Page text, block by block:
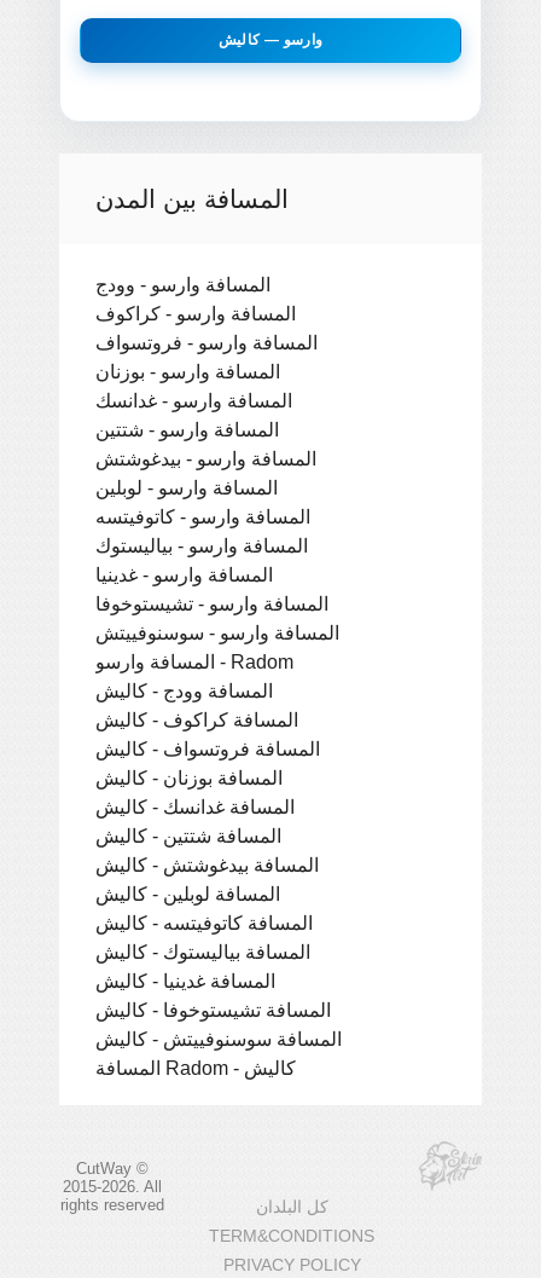
وارسو — كاليش
المسافة بين المدن
المسافة وارسو - وودج
المسافة وارسو - كراكوف
المسافة وارسو - فروتسواف
المسافة وارسو - بوزنان
المسافة وارسو - غدانسك
المسافة وارسو - شتتين
المسافة وارسو - بيدغوشتش
المسافة وارسو - لوبلين
المسافة وارسو - كاتوفيتسه
المسافة وارسو - بياليستوك
المسافة وارسو - غدينيا
المسافة وارسو - تشيستوخوفا
المسافة وارسو - سوسنوفييتش
المسافة وارسو - Radom
المسافة وودج - كاليش
المسافة كراكوف - كاليش
المسافة فروتسواف - كاليش
المسافة بوزنان - كاليش
المسافة غدانسك - كاليش
المسافة شتتين - كاليش
المسافة بيدغوشتش - كاليش
المسافة لوبلين - كاليش
المسافة كاتوفيتسه - كاليش
المسافة بياليستوك - كاليش
المسافة غدينيا - كاليش
المسافة تشيستوخوفا - كاليش
المسافة سوسنوفييتش - كاليش
المسافة Radom - كاليش
CutWay ©
2015-2026. All
rights reserved
كل البلدان
TERM&CONDITIONS
PRIVACY POLICY